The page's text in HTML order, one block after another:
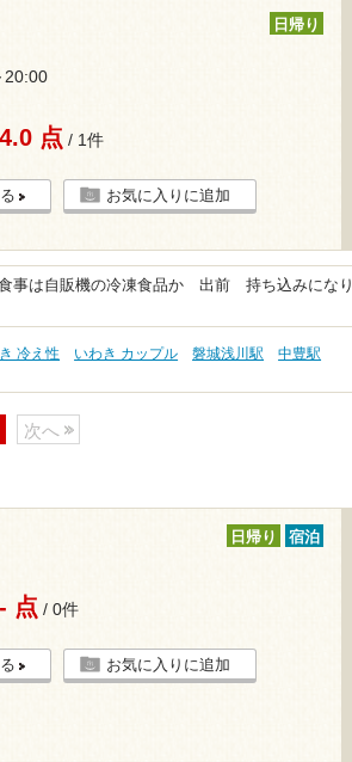
日帰り
20:00
4.0 点 / 1件
お気に入りに追加
事は自販機の冷凍食品か 出前 持ち込みになり
冷え性 いわき カップル 磐城浅川駅
中豊駅
次へ
日帰り 宿泊
- 点 / 0件
お気に入りに追加